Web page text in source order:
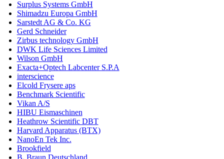
Surplus Systems GmbH
Shimadzu Europa GmbH
Sarstedt AG & Co. KG
Gerd Schneider
Zirbus technology GmbH
DWK Life Sciences Limited
Wilson GmbH
Exacta+Optech Labcenter S.P.A
interscience
Elcold Frysere aps
Benchmark Scientific
Vikan A/S
HIBU Eismaschinen
Heathrow Scientific DBT
Harvard Apparatus (BTX)
NanoEn Tek Inc.
Brookfield
B. Braun Deutschland